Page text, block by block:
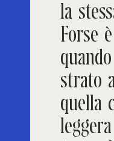
la
Forse
strato
quella